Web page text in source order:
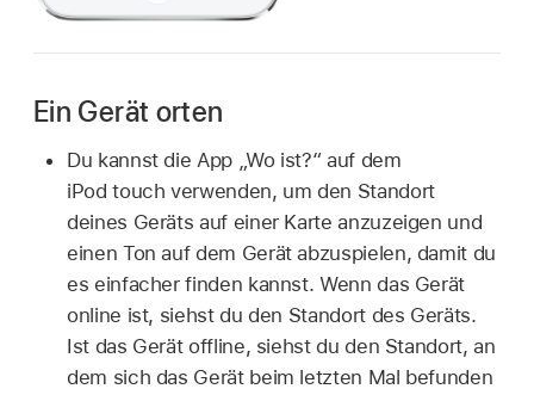
Ein Gerät orten
Du kannst die App „Wo ist?“ auf dem
iPod touch verwenden, um den Standort
deines Geräts auf einer Karte anzuzeigen und
einen Ton auf dem Gerät abzuspielen, damit du
es einfacher finden kannst. Wenn das Gerät
online ist, siehst du den Standort des Geräts.
Ist das Gerät offline, siehst du den Standort, an
dem sich das Gerät beim letzten Mal befunden